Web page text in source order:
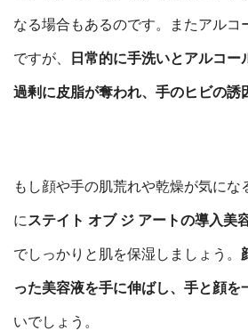
なる場合もあるのです。またアルコ
ですが、 日常的に手洗いとアルコー
過剰に皮脂が奪われ、手のヒビの誘
もし顔や手の肌荒れや乾燥が気にな
に ステイト オブ ジ アートの導入美
でしっかりと肌を保湿しましょう。
った美容液を手に伸ばし、手と顔を
いでしょう。